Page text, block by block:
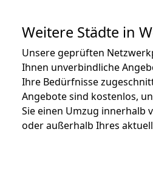
Weitere Städte in
Unsere geprüften
Ihnen unverbindliche
Ihre Bedürfnisse
Angebote sind kostenlos,
Sie einen Umzug innerhalb
oder außerhalb Ihres